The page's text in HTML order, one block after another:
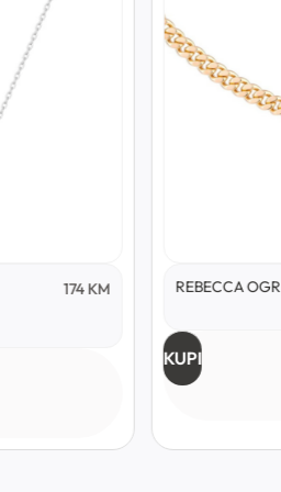
174KM REBECCA
KUPI